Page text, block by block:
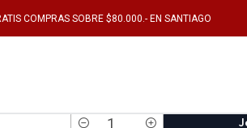
COMPRAS SOBRE $80.000.- EN SANTIAGO
Energia BATERIAS BATERIA TOPOWER 60 AMP
BATERIA